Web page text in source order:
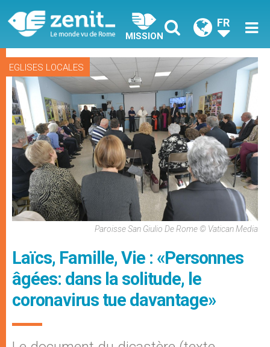
MISSION
FR
EGLISES LOCALES
Paroisse San Giulio De Rome © Vatican Media
Laïcs, Famille, Vie : «Personnes
âgées: dans la solitude, le
coronavirus tue davantage»